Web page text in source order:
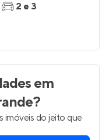
2 e 3
em
?
imóveis do jeito que